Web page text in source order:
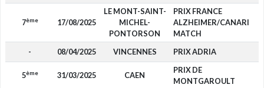
7ème 17/08/2025
LE MONT-SAINT-
MICHEL-
PONTORSON
PRIX FRANCE
ALZHEIMER/CANARI
MATCH
- 08/04/2025 VINCENNES PRIX ADRIA
5ème 31/03/2025 CAEN
PRIX DE
MONTGAROULT